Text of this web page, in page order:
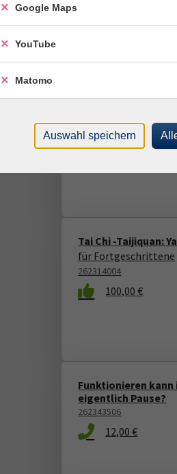
Stressprävention
Bildungsurlaub
262380420
Tai Chi -Taijiquan:
für Fortgeschrittene
262314004
100,00 €
Funktionieren kann
eigentlich Pause?
262343506
12,00 €
Google Maps
YouTube
Matomo
Auswahl speichern